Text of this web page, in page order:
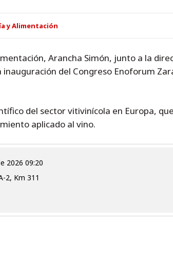
y Alimentación
Arancha Simón, junto a la
del Congreso Enoforum
del sector vitivinícola en Europa,
aplicado al vino.
2026 09:20
2, Km 311